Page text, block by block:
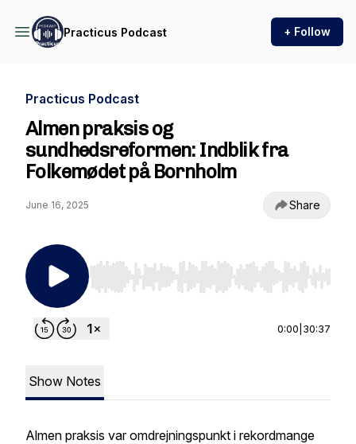
Practicus Podcast + Follow
Practicus Podcast
Almen praksis og
sundhedsreformen: Indblik fra
Folkemødet på Bornholm
June 16, 2025 Share
Use Left/Right to seek, Home/End to jump to
0:00 30:37
Show Notes
Almen praksis var omdrejningspunkt i rekordmange